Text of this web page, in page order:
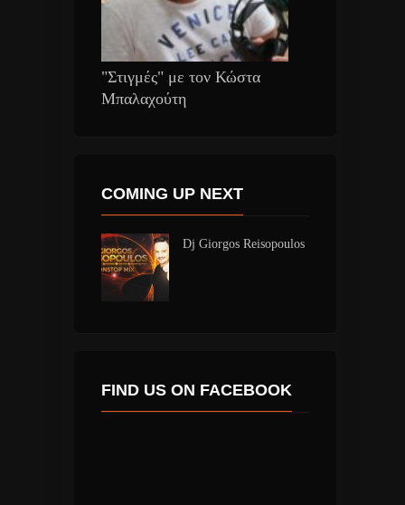
"Στιγμές" με τον Κώστα
Μπαλαχούτη
COMING UP NEXT
Dj Giorgos Reisopoulos
FIND US ON FACEBOOK